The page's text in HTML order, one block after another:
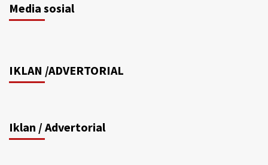
Media sosial
IKLAN /ADVERTORIAL
Iklan / Advertorial